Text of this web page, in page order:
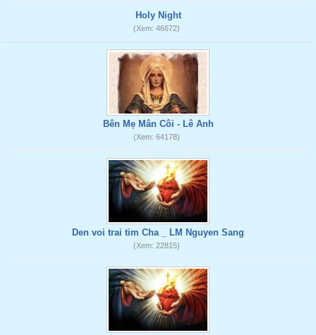
Holy Night
(Xem: 46672)
Bên Mẹ Mân Côi - Lê Anh
(Xem: 64178)
Den voi trai tim Cha _ LM Nguyen Sang
(Xem: 22815)